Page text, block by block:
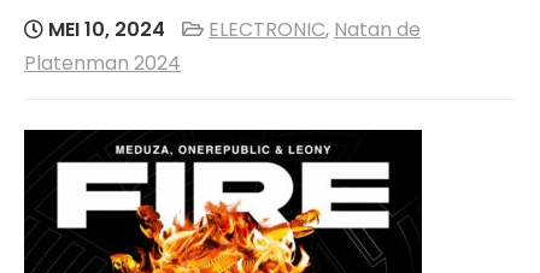
MEI 10, 2024 ELECTRONIC, Natan de
Platenman 2024